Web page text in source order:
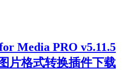
Media PRO v5.11.5
片格式转换插件下载